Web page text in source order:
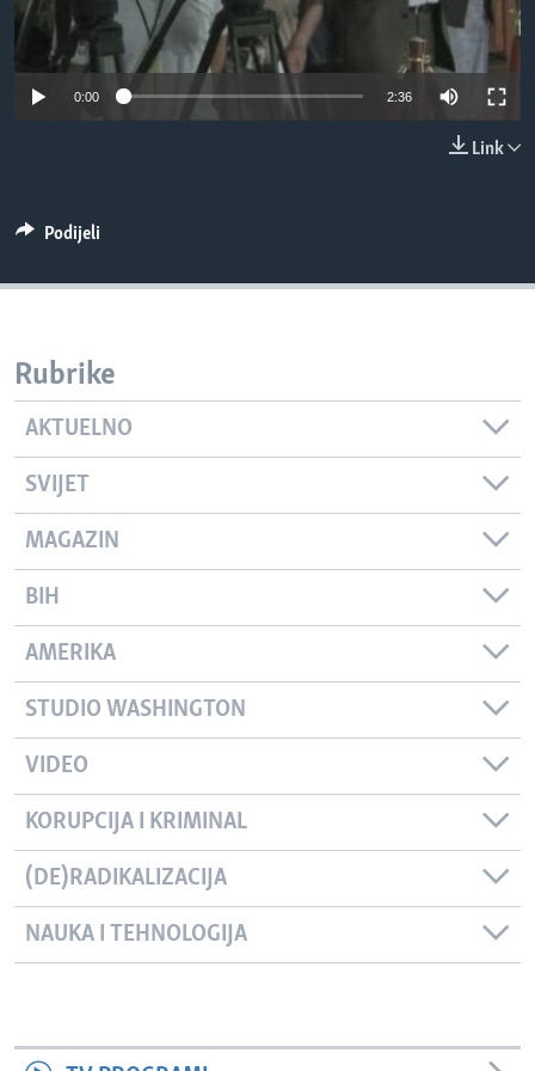
MAGAZIN
O GLASU AMERIKE
Learning English
0:00 2:36
Link
Podijeli
Rubrike
AKTUELNO
SVIJET
MAGAZIN
BIH
AMERIKA
STUDIO WASHINGTON
VIDEO
KORUPCIJA I KRIMINAL
(DE)RADIKALIZACIJA
NAUKA I TEHNOLOGIJA